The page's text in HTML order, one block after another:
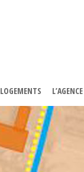
LOGEMENTS L’AGENCE